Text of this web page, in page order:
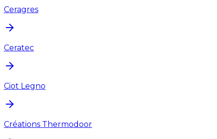
Ceragres
Ceratec
Ciot Legno
Créations Thermodoor